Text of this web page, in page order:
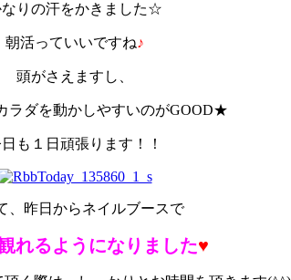
りの汗をかきました☆
朝活っていいですね♪
頭がさえますし、
ラダを動かしやすいのがGOOD★
も１日頑張ります！！
、昨日からネイルブースで
れるようになりました♥